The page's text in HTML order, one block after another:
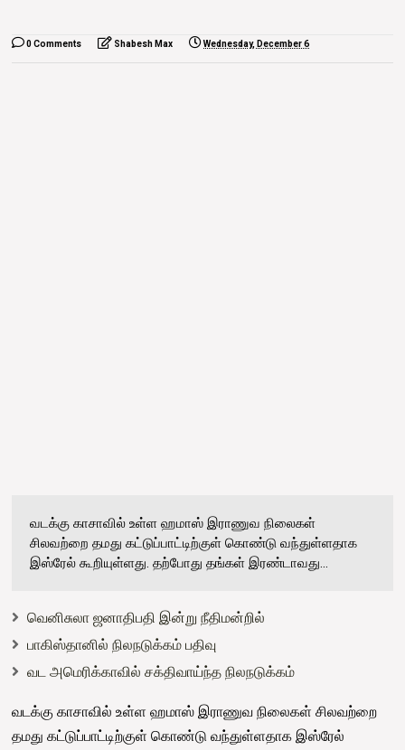
0 Comments Shabesh Max Wednesday, December 6
வடக்கு காசாவில் உள்ள ஹமாஸ் இராணுவ நிலைகள்
சிலவற்றை தமது கட்டுப்பாட்டிற்குள் கொண்டு வந்துள்ளதாக
இஸ்ரேல் கூறியுள்ளது. தற்போது தங்கள் இரண்டாவது...
வெனிசுலா ஜனாதிபதி இன்று நீதிமன்றில்
பாகிஸ்தானில் நிலநடுக்கம் பதிவு
வட அமெரிக்காவில் சக்திவாய்ந்த நிலநடுக்கம்
வடக்கு காசாவில் உள்ள ஹமாஸ் இராணுவ நிலைகள் சிலவற்றை
தமது கட்டுப்பாட்டிற்குள் கொண்டு வந்துள்ளதாக இஸ்ரேல்